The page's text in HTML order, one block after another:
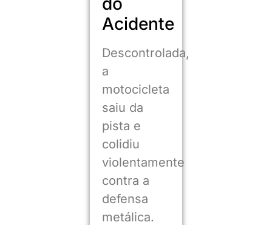
Acidente
Descontrolada,
a
motocicleta
saiu da
pista e
colidiu
violentamente
contra a
defensa
metálica.